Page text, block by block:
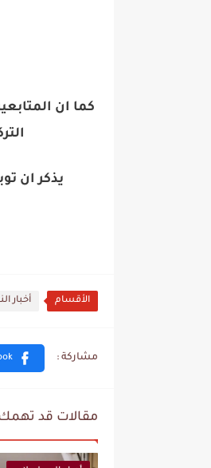
كما ان
يذكر ان
الأقسام أخبار
مقالات قد